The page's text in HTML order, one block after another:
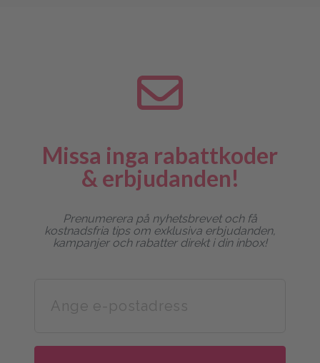
Missa inga rabattkoder
& erbjudanden!
Prenumerera på nyhetsbrevet och få
kostnadsfria tips om exklusiva erbjudanden,
kampanjer och rabatter direkt i din inbox!